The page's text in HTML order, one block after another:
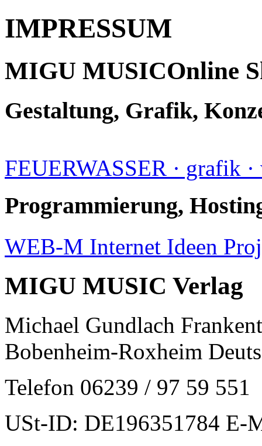
IMPRESSUM
MIGU MUSICOnline
Gestaltung, Grafik,
FEUERWASSER · grafik
Programmierung,
WEB-M Internet Ideen
MIGU MUSIC Verlag
Michael Gundlach
Bobenheim-Roxheim
Telefon 06239 / 97 59 551
USt-ID: DE196351784 E-